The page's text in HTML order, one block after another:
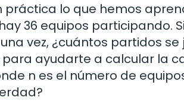
práctica lo que hemos
36 equipos participando.
vez, ¿cuántos partidos
ayudarte a calcular la
n es el número de